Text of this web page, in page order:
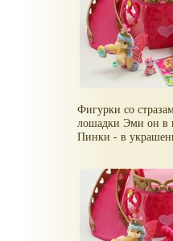
Фигурки со
лошадки Эми он в
Пинки - в